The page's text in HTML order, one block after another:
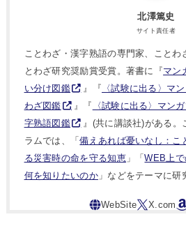
北澤篤史
サイト責任者
ことわざ・漢字熟語の専門家、ことわ
とわざ研究奨励賞受賞。著書に『マン
い分け図鑑
』『 〈試験に出る〉マ
わざ図鑑
』『
〈試験に出る〉マン
字熟語図鑑
』(共に講談社)がある
ラムでは、「備えあれば憂いなし：こ
る災害時の命を守る知恵」「WEB上
何を知りたいのか」などをテーマに研